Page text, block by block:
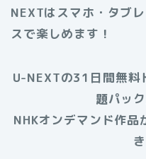
NEXTはスマホ・タブ
スで楽しめます！
U-NEXTの31日間無料
題パッ
NHKオンデマンド作